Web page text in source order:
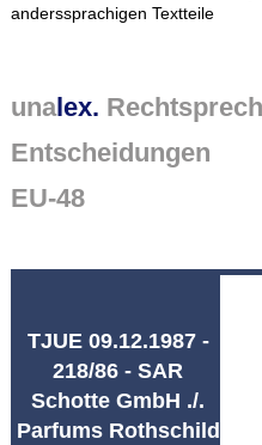
Normtexte
Rechtsprechung
anderssprachigen Textteile
unalex.
Entscheidungen
EU-48
TJUE 09.12.1987 -
218/86 - SAR
Schotte GmbH ./.
Parfums Rothschild